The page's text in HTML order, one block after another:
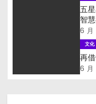
五
智
6 月
文化
再
6 月